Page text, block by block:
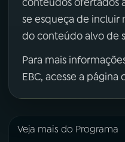
se esqueça de incluir
do conteúdo alvo de
Para mais
EBC, acesse a página
Veja mais do Programa